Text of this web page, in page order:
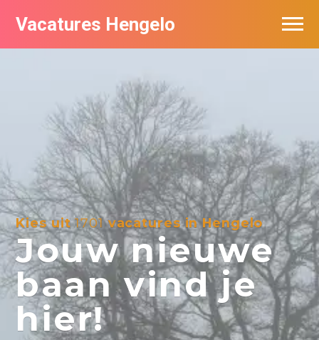
Vacatures Hengelo
Kies uit1701vacatures in Hengelo
Jouw nieuwe
baan vind je
hier!
Vacatures per bedrijf in Hengelo
Nieuwsbrief feed